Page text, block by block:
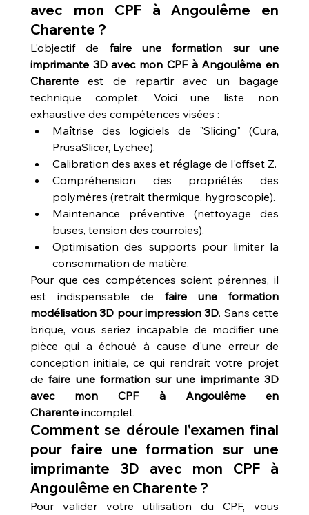
avec mon CPF à Angoulême en
Charente ?
L'objectif de faire une formation sur une
imprimante 3D avec mon CPF à Angoulême en
Charente est de repartir avec un bagage
technique complet. Voici une liste non
exhaustive des compétences visées :
Maîtrise des logiciels de "Slicing" (Cura,
PrusaSlicer, Lychee).
Calibration des axes et réglage de l'offset Z.
Compréhension des propriétés des
polymères (retrait thermique, hygroscopie).
Maintenance préventive (nettoyage des
buses, tension des courroies).
Optimisation des supports pour limiter la
consommation de matière.
Pour que ces compétences soient pérennes, il
est indispensable de faire une formation
modélisation 3D pour impression 3D. Sans cette
brique, vous seriez incapable de modifier une
pièce qui a échoué à cause d'une erreur de
conception initiale, ce qui rendrait votre projet
de faire une formation sur une imprimante 3D
avec mon CPF à Angoulême en
Charente incomplet.
Comment se déroule l'examen final
pour faire une formation sur une
imprimante 3D avec mon CPF à
Angoulême en Charente ?
Pour valider votre utilisation du CPF, vous